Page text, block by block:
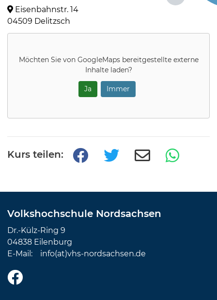
Eisenbahnstr. 14
04509 Delitzsch
Möchten Sie von GoogleMapsbereitgestellte externe
Inhalte laden?
Ja Immer
Kurs teilen:
Volkshochschule Nordsachsen
Dr.-Külz-Ring 9
04838 Eilenburg
E-Mail: info(at)vhs-nordsachsen.de